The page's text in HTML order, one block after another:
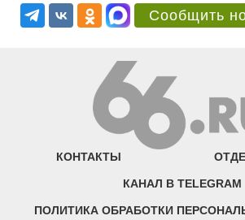
Сообщить
КОНТАКТЫ
КАНАЛ В TELEGRAM
ПОЛИТИКА ОБРАБОТКИ